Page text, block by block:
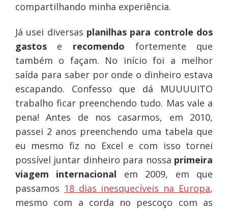
compartilhando minha experiência.
Já usei diversas planilhas para controle dos
gastose recomendo fortemente que
também o façam. No início foi a melhor
saída para saber por onde o dinheiro estava
escapando. Confesso que dá MUUUUITO
trabalho ficar preenchendo tudo. Mas vale a
pena! Antes de nos casarmos, em 2010,
passei 2 anos preenchendo uma tabela que
eu mesmo fiz no Excel e com isso tornei
possível juntar dinheiro para nossa primeira
viagem internacional em 2009, em que
passamos 18 dias inesquecíveis na Europa,
mesmo com a corda no pescoço com as